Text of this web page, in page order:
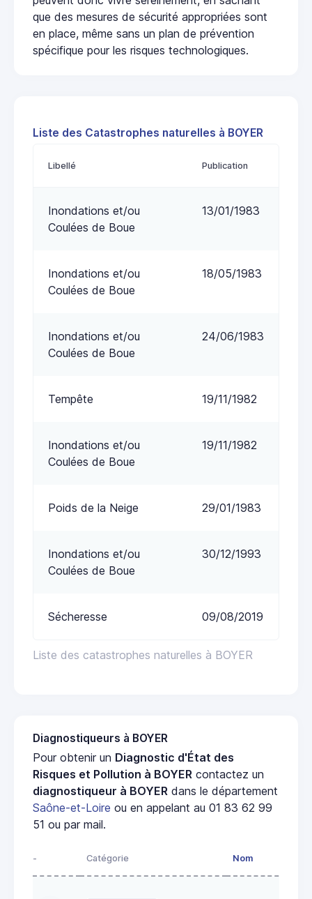
que des mesures de sécurité appropriées sont
en place, même sans un plan de prévention
spécifique pour les risques technologiques.
Liste des Catastrophes naturelles à BOYER
Liste des catastrophes naturelles à BOYER
Libellé Publication
Inondations et/ou
Coulées de Boue
13/01/1983
Inondations et/ou
Coulées de Boue
18/05/1983
Inondations et/ou
Coulées de Boue
24/06/1983
Tempête 19/11/1982
Inondations et/ou
Coulées de Boue
19/11/1982
Poids de la Neige 29/01/1983
Inondations et/ou
Coulées de Boue
30/12/1993
Sécheresse 09/08/2019
Diagnostiqueurs à BOYER
Pour obtenir un Diagnostic d'État des
Risques et Pollution à BOYER contactez un
diagnostiqueur à BOYER dans le département
Saône-et-Loire ou en appelant au 01 83 62 99
51 ou par mail.
- Catégorie Nom